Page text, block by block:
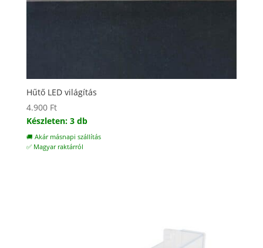
Hűtő LED világítás
4.900 Ft
Készleten: 3 db
🚚 Akár másnapi szállítás
✅ Magyar raktárról